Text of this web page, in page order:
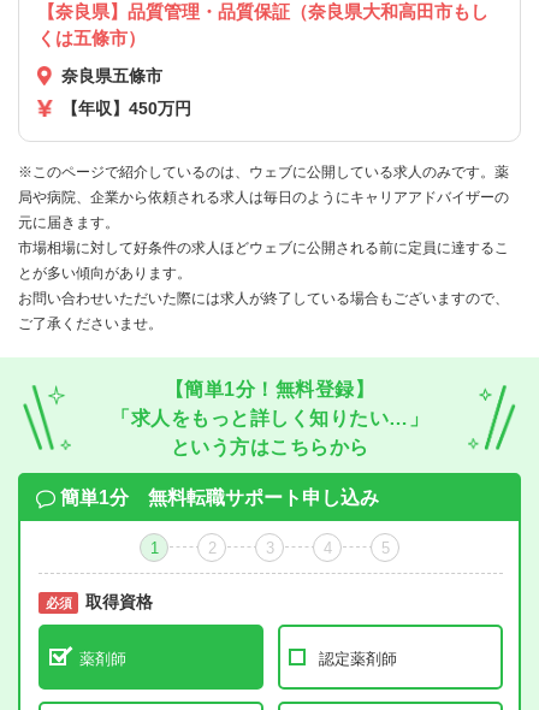
【奈良県】品質管理・品質保証（奈良県大和高田市もし
くは五條市）
奈良県五條市
【年収】450万円
※このページで紹介しているのは、ウェブに公開している求人のみです。薬
局や病院、企業から依頼される求人は毎日のようにキャリアアドバイザーの
元に届きます。
市場相場に対して好条件の求人ほどウェブに公開される前に定員に達するこ
とが多い傾向があります。
お問い合わせいただいた際には求人が終了している場合もございますので、
ご了承くださいませ。
【簡単1分！無料登録】
「求人をもっと詳しく知りたい…」
という方はこちらから
簡単1分 無料転職サポート申し込み
1 2 3 4 5
必須 取得資格
薬剤師 認定薬剤師